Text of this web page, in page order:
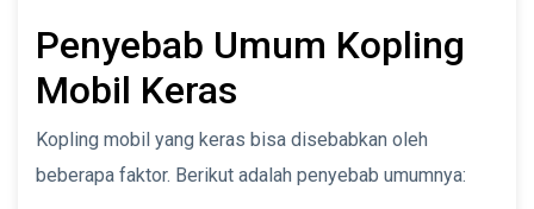
Penyebab Umum Kopling
Mobil Keras
Kopling mobil yang keras bisa disebabkan oleh
beberapa faktor. Berikut adalah penyebab umumnya: